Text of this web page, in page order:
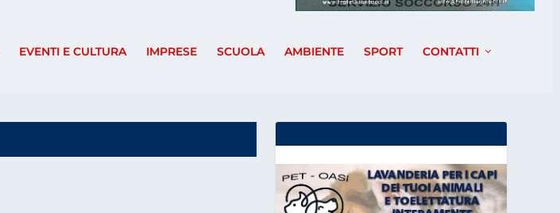
EVENTI E CULTURA IMPRESE SCUOLA AMBIENTE SPORT CONTATTI